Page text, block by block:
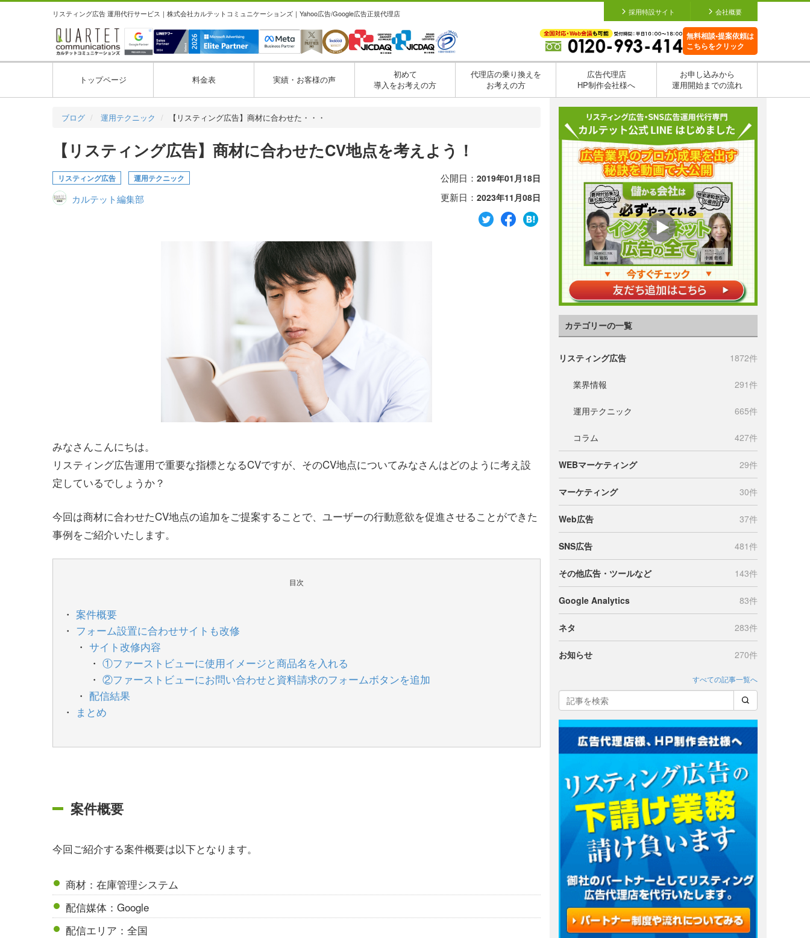
リスティング広告 運用代行サービス｜株式会社カルテットコミュニケーションズ｜Yahoo広告/Google広告正規代理店 採用特設サイト 会社概要
無料相談•提案依頼は
こちらをクリック
トップページ 料金表 実績・お客様の声
初めて
導入をお考えの方
代理店の乗り換えを
お考えの方
広告代理店
HP制作会社様へ
お申し込みから
運用開始までの流れ
ブログ 運用テクニック 【リスティング広告】商材に合わせた・・・
【リスティング広告】商材に合わせたCV地点を考えよう！
リスティング広告 運用テクニック
カルテット編集部
公開日： 2019年01月18日
更新日： 2023年11月08日
みなさんこんにちは。
リスティング広告運用で重要な指標となるCVですが、そのCV地点についてみなさんはどのように考え設
定しているでしょうか？
今回は商材に合わせたCV地点の追加をご提案することで、ユーザーの行動意欲を促進させることができた
事例をご紹介いたします。
目次
案件概要
フォーム設置に合わせサイトも改修
サイト改修内容
①ファーストビューに使用イメージと商品名を入れる
②ファーストビューにお問い合わせと資料請求のフォームボタンを追加
配信結果
まとめ
案件概要
今回ご紹介する案件概要は以下となります。
商材：在庫管理システム
配信媒体：Google
配信エリア：全国
カテゴリーの一覧
リスティング広告 1872件
業界情報 291件
運用テクニック 665件
コラム 427件
WEBマーケティング 29件
マーケティング 30件
Web広告 37件
SNS広告 481件
その他広告・ツールなど 143件
Google Analytics 83件
ネタ 283件
お知らせ 270件
すべての記事一覧へ